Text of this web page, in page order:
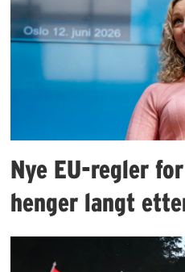
Nye EU-regler
henger langt